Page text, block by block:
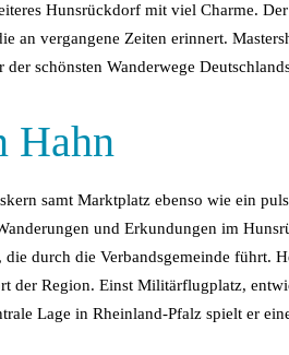
Hunsrückdorf mit viel Charme.
vergangene Zeiten erinnert.
schönsten Wanderwege
Hahn
samt Marktplatz ebenso wie ein
und Erkundungen im
durch die Verbandsgemeinde führt.
der Region. Einst Militärflugplatz,
Lage in Rheinland-Pfalz spielt er